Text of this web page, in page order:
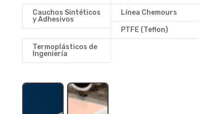
Cauchos Sintéticos
y Adhesivos
Línea Chemours
PTFE (Teflon)
Termoplásticos de
Ingeniería